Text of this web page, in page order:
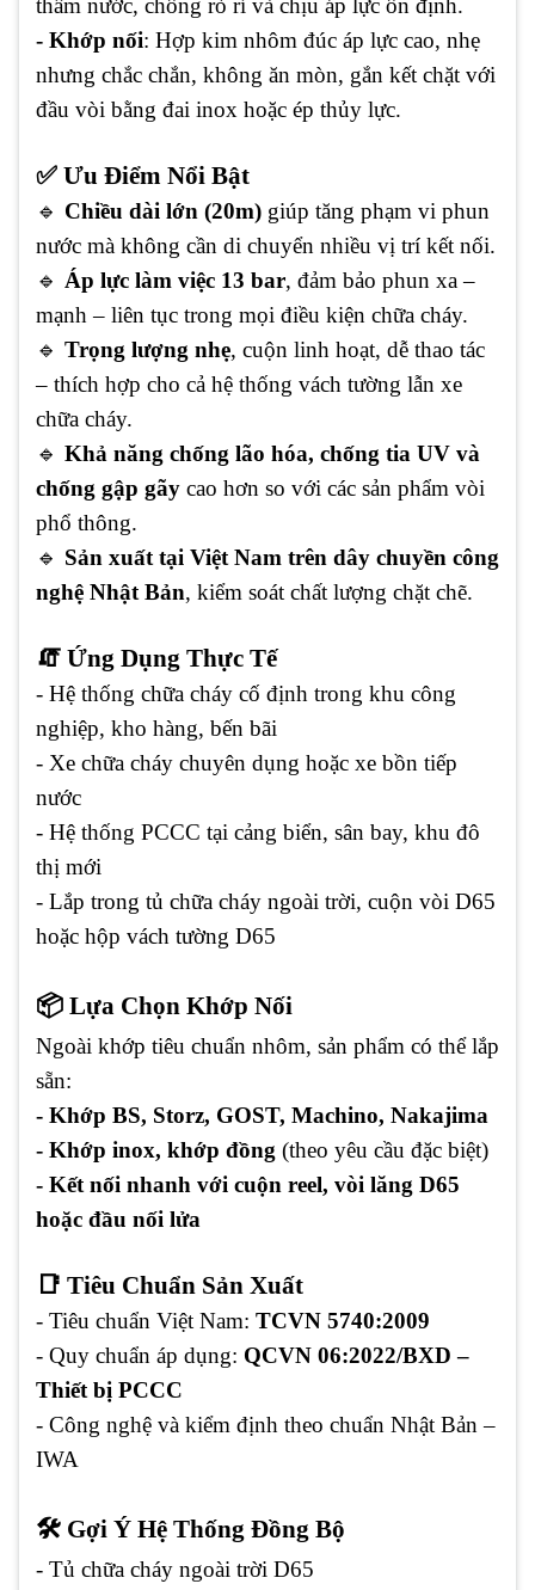
thấm nước, chống rò rỉ và chịu áp lực ổn định.
- Khớp nối: Hợp kim nhôm đúc áp lực cao, nhẹ
nhưng chắc chắn, không ăn mòn, gắn kết chặt với
đầu vòi bằng đai inox hoặc ép thủy lực.
✅ Ưu Điểm Nổi Bật
🔹 Chiều dài lớn (20m) giúp tăng phạm vi phun
nước mà không cần di chuyển nhiều vị trí kết nối.
🔹 Áp lực làm việc 13 bar, đảm bảo phun xa –
mạnh – liên tục trong mọi điều kiện chữa cháy.
🔹 Trọng lượng nhẹ, cuộn linh hoạt, dễ thao tác
– thích hợp cho cả hệ thống vách tường lẫn xe
chữa cháy.
🔹 Khả năng chống lão hóa, chống tia UV và
chống gập gãy cao hơn so với các sản phẩm vòi
phổ thông.
🔹 Sản xuất tại Việt Nam trên dây chuyền công
nghệ Nhật Bản, kiểm soát chất lượng chặt chẽ.
🧯 Ứng Dụng Thực Tế
- Hệ thống chữa cháy cố định trong khu công
nghiệp, kho hàng, bến bãi
- Xe chữa cháy chuyên dụng hoặc xe bồn tiếp
nước
- Hệ thống PCCC tại cảng biển, sân bay, khu đô
thị mới
- Lắp trong tủ chữa cháy ngoài trời, cuộn vòi D65
hoặc hộp vách tường D65
📦 Lựa Chọn Khớp Nối
Ngoài khớp tiêu chuẩn nhôm, sản phẩm có thể lắp
sẵn:
- Khớp BS, Storz, GOST, Machino, Nakajima
- Khớp inox, khớp đồng (theo yêu cầu đặc biệt)
- Kết nối nhanh với cuộn reel, vòi lăng D65
hoặc đầu nối lửa
📑 Tiêu Chuẩn Sản Xuất
- Tiêu chuẩn Việt Nam: TCVN 5740:2009
- Quy chuẩn áp dụng: QCVN 06:2022/BXD –
Thiết bị PCCC
- Công nghệ và kiểm định theo chuẩn Nhật Bản –
IWA
🛠️ Gợi Ý Hệ Thống Đồng Bộ
- Tủ chữa cháy ngoài trời D65